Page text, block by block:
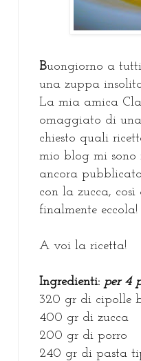
Buongiorno a
una zuppa
La mia amica
omaggiato di
chiesto quali
mio blog mi sono
ancora
con la zucca,
finalmente
A voi la ricetta!
Ingredienti: per 4
320 gr di cipolle
400 gr di zucca
200 gr di porro
240 gr di pasta